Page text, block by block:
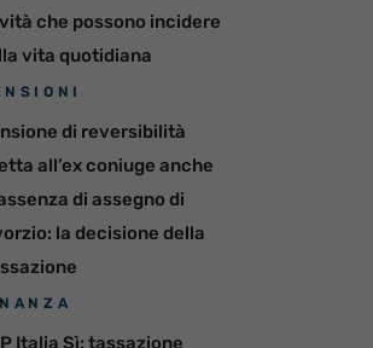
che possono incidere
vita quotidiana
di reversibilità
all’ex coniuge anche
di assegno di
la decisione della
Italia Sì: tassazione